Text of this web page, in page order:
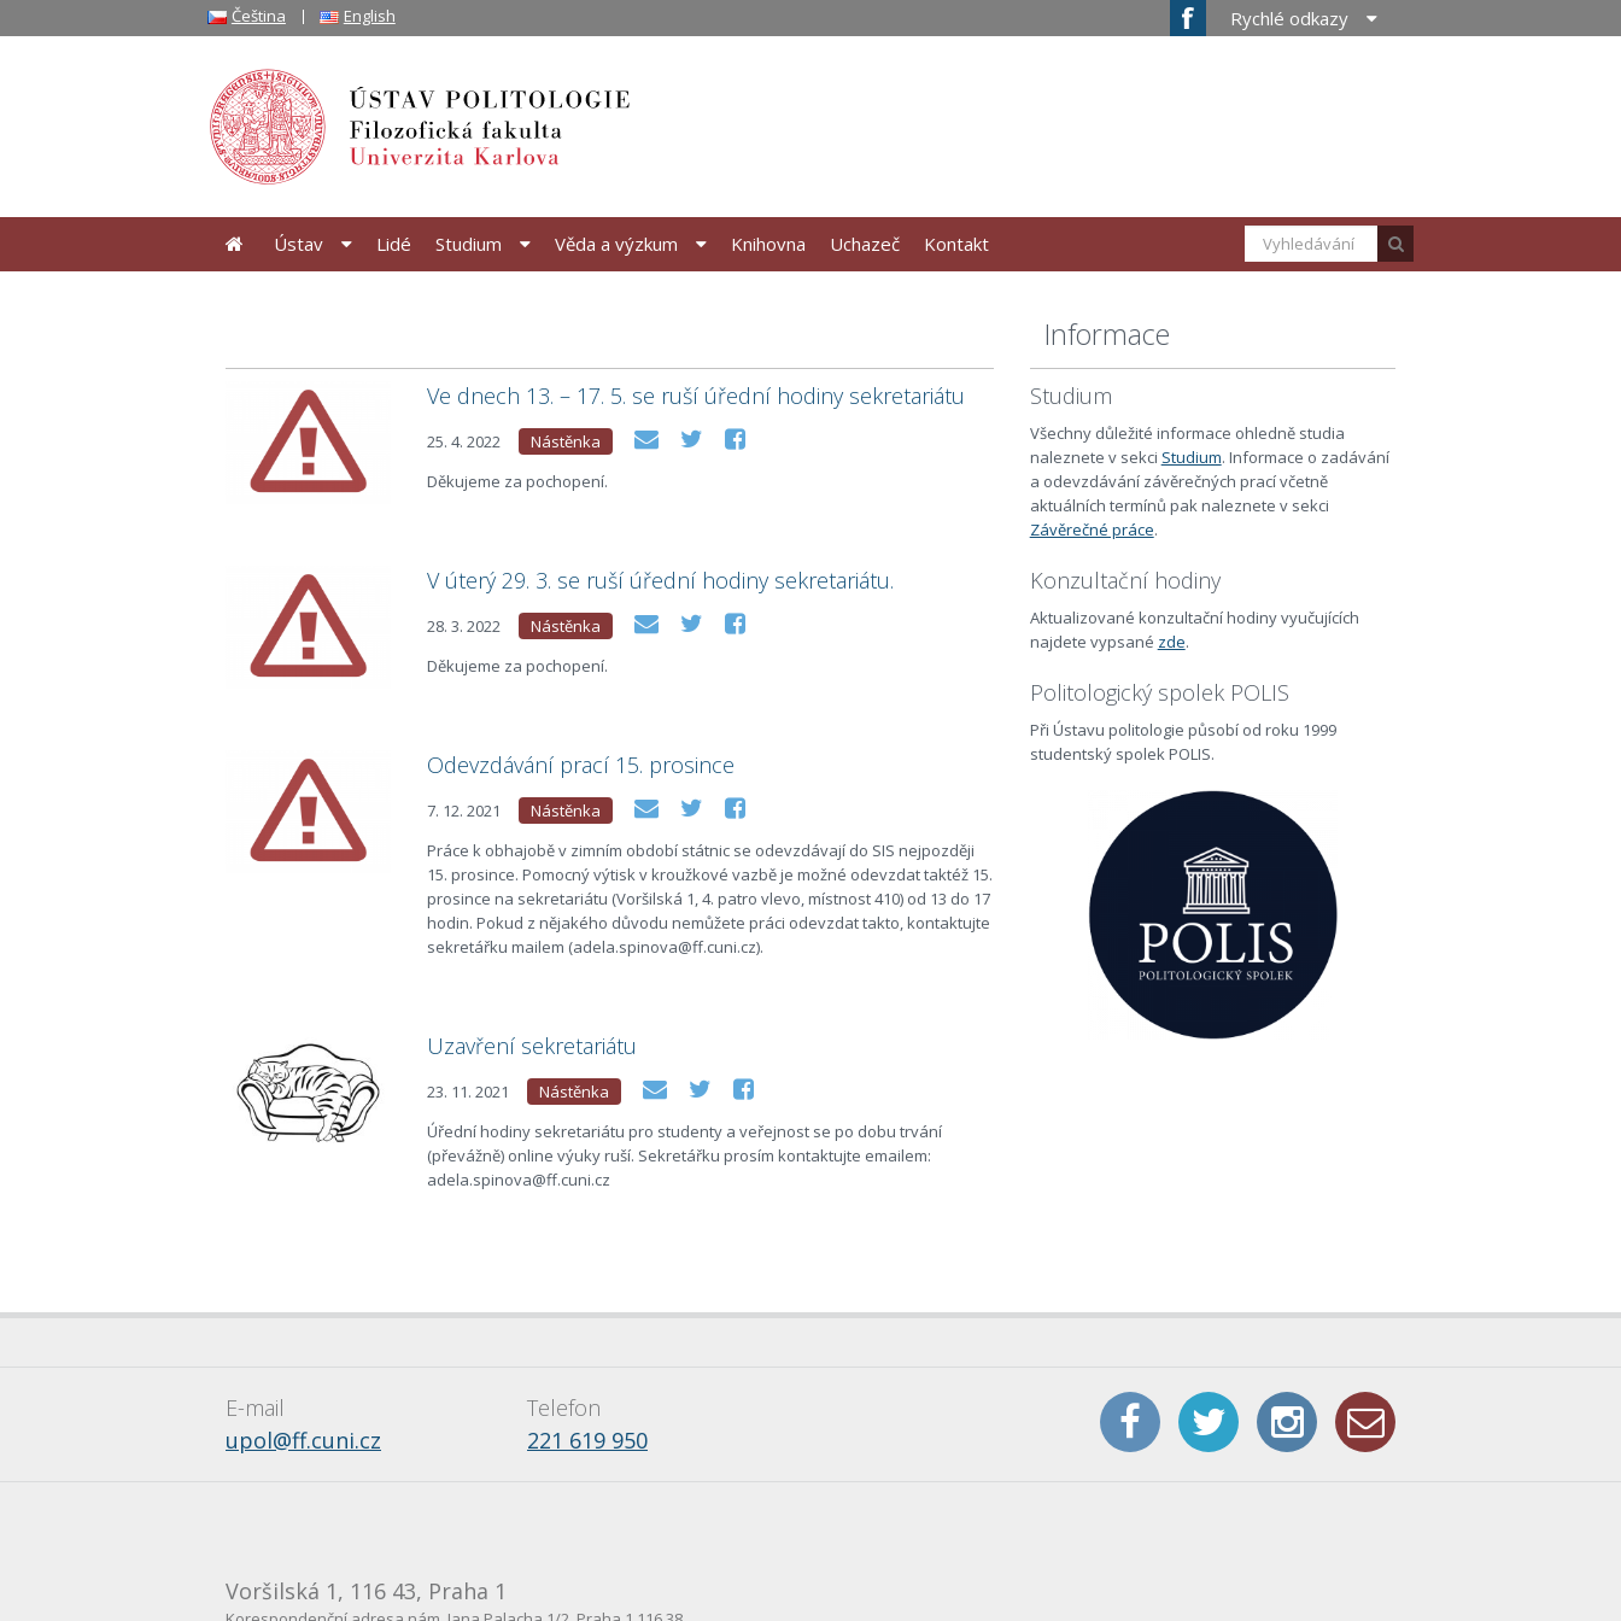
Ve dnech 13. – 17. 5. se ruší úřední hodiny sekretariátu
25. 4. 2022
Nástěnka
Děkujeme za pochopení.
V úterý 29. 3. se ruší úřední hodiny sekretariátu.
28. 3. 2022
Nástěnka
Děkujeme za pochopení.
Odevzdávání prací 15. prosince
7. 12. 2021
Nástěnka
Práce k obhajobě v zimním období státnic se odevzdávají do SIS nejpozději
15. prosince. Pomocný výtisk v kroužkové vazbě je možné odevzdat taktéž 15.
prosince na sekretariátu (Voršilská 1, 4. patro vlevo, místnost 410) od 13 do 17
hodin. Pokud z nějakého důvodu nemůžete práci odevzdat takto, kontaktujte
sekretářku mailem (adela.spinova@ff.cuni.cz).
Uzavření sekretariátu
23. 11. 2021
Nástěnka
Úřední hodiny sekretariátu pro studenty a veřejnost se po dobu trvání
(převážně) online výuky ruší. Sekretářku prosím kontaktujte emailem:
adela.spinova@ff.cuni.cz
Informace
Studium
Všechny důležité informace ohledně studia
naleznete v sekci Studium. Informace o zadávání
a odevzdávání závěrečných prací včetně
aktuálních termínů pak naleznete v sekci
Závěrečné práce.
Konzultační hodiny
Aktualizované konzultační hodiny vyučujících
najdete vypsané zde.
Politologický spolek POLIS
Při Ústavu politologie působí od roku 1999
studentský spolek POLIS.
Ústav Lidé Studium Věda a výzkum Knihovna Uchazeč Kontakt
Čeština English Rychlé odkazy
E-mail
upol@ff.cuni.cz
Telefon
221 619 950
Voršilská 1, 116 43, Praha 1